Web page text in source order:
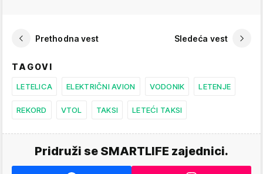
Prethodna vest Sledeća vest
TAGOVI
LETELICA ELEKTRIČNI AVION VODONIK LETENJE
REKORD VTOL TAKSI LETEĆI TAKSI
Pridruži se SMARTLIFE zajednici.